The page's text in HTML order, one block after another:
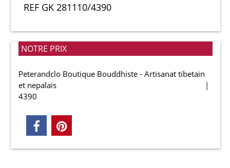
REF GK 281110/4390
NOTRE PRIX
Peterandclo Boutique Bouddhiste - Artisanat tibetain
et nepalais
4390